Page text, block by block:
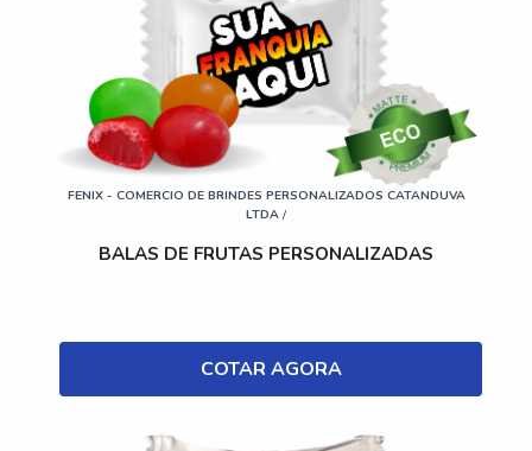
FENIX - COMERCIO DE BRINDES PERSONALIZADOS CATANDUVA
LTDA /
BALAS DE FRUTAS PERSONALIZADAS
COTAR AGORA